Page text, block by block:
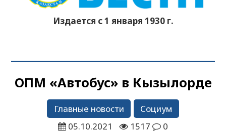
Издается с 1 января 1930 г.
ОПМ «Автобус» в Кызылорде
Главные новости
Социум
05.10.2021
1517 0